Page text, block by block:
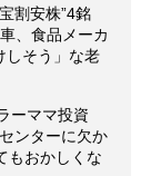
割安株”4銘
、食品メーカ
しそう」な老
ーママ投資
ンターに欠か
もおかしくな